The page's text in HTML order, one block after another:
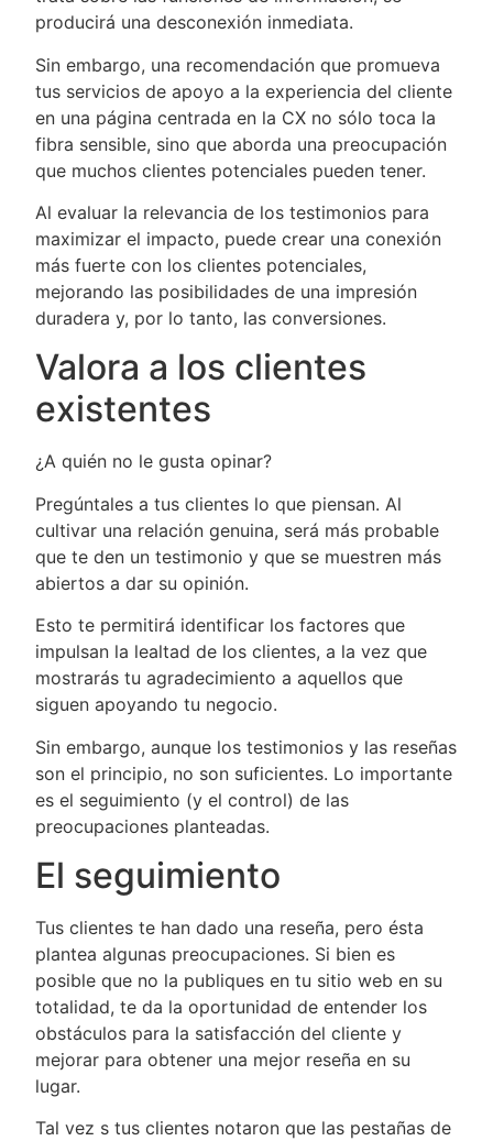
producirá una desconexión inmediata.
Sin embargo, una recomendación que promueva
tus servicios de apoyo a la experiencia del cliente
en una página centrada en la CX no sólo toca la
fibra sensible, sino que aborda una preocupación
que muchos clientes potenciales pueden tener.
Al evaluar la relevancia de los testimonios para
maximizar el impacto, puede crear una conexión
más fuerte con los clientes potenciales,
mejorando las posibilidades de una impresión
duradera y, por lo tanto, las conversiones.
Valora a los clientes
existentes
¿A quién no le gusta opinar?
Pregúntales a tus clientes lo que piensan. Al
cultivar una relación genuina, será más probable
que te den un testimonio y que se muestren más
abiertos a dar su opinión.
Esto te permitirá identificar los factores que
impulsan la lealtad de los clientes, a la vez que
mostrarás tu agradecimiento a aquellos que
siguen apoyando tu negocio.
Sin embargo, aunque los testimonios y las reseñas
son el principio, no son suficientes. Lo importante
es el seguimiento (y el control) de las
preocupaciones planteadas.
El seguimiento
Tus clientes te han dado una reseña, pero ésta
plantea algunas preocupaciones. Si bien es
posible que no la publiques en tu sitio web en su
totalidad, te da la oportunidad de entender los
obstáculos para la satisfacción del cliente y
mejorar para obtener una mejor reseña en su
lugar.
Tal vez s tus clientes notaron que las pestañas de